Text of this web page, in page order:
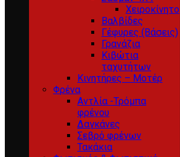
Χειροκίνητο
Βαλβίδες
Γέφυρες (Βάσεις)
Γρανάζια
Κιβώτια
ταχυτήτων
Κινητήρες – Μοτέρ
Φρένα
Αντλία -Τρόμπα
φρένου
Δαγκάνες
Σεβρό φρένων
Τακάκια